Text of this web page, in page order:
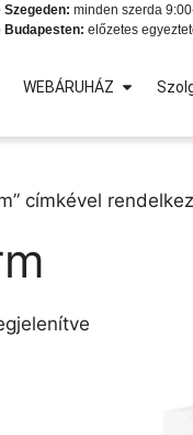
minden szerda
Budapesten: előzetes
WEBÁRUHÁZ
címkével